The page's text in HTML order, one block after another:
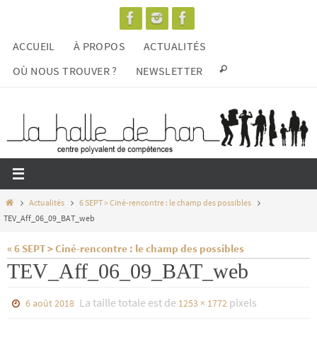
contenu
ACCUEIL À PROPOS
ACTUALITÉS
OÙ NOUS TROUVER ?
NEWSLETTER
HomeActualités
6 SEPT > Ciné-rencontre : le champ des possibles
TEV_Aff_06_09_BAT_web
« 6 SEPT > Ciné-rencontre : le champ des possibles
TEV_Aff_06_09_BAT_web
6 août 2018 La taille totale est de 1253 × 1772 pixels